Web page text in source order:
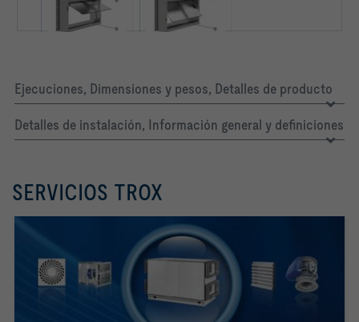
Ejecuciones, Dimensiones y pesos, Detalles de producto
Detalles de instalación, Información general y definiciones
SERVICIOS TROX